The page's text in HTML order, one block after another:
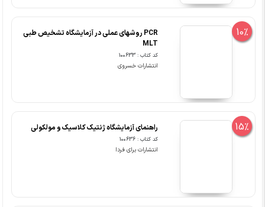
10%
PCR روشهای عملی در آزمایشگاه تشخیص طبی
MLT
کد کتاب : 100633
انتشارات خسروی
15% راهنمای آزمایشگاه ژنتیک کلاسیک و مولکولی
کد کتاب : 100636
انتشارات برای فردا